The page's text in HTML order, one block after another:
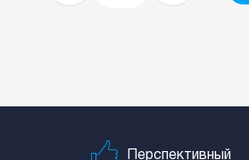
Перспективный